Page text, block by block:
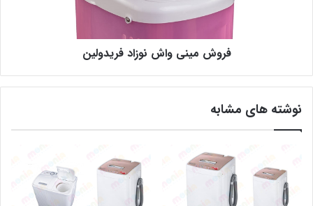
فروش مینی واش نوزاد فریدولین
نوشته های مشابه